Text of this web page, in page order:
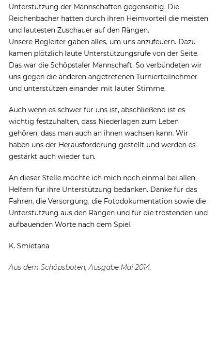
Unterstützung der Mannschaften gegenseitig. Die
Reichenbacher hatten durch ihren Heimvorteil die meisten
und lautesten Zuschauer auf den Rängen.
Unsere Begleiter gaben alles, um uns anzufeuern. Dazu
kamen plötzlich laute Unterstützungsrufe von der Seite.
Das war die Schöpstaler Mannschaft. So verbündeten wir
uns gegen die anderen angetretenen Turnierteilnehmer
und unterstützen einander mit lauter Stimme.
Auch wenn es schwer für uns ist, abschließend ist es
wichtig festzuhalten, dass Niederlagen zum Leben
gehören, dass man auch an ihnen wachsen kann. Wir
haben uns der Herausforderung gestellt und werden es
gestärkt auch wieder tun.
An dieser Stelle möchte ich mich noch einmal bei allen
Helfern für ihre Unterstützung bedanken. Danke für das
Fahren, die Versorgung, die Fotodokumentation sowie die
Unterstützung aus den Rängen und für die tröstenden und
aufbauenden Worte nach dem Spiel.
K. Smietana
Aus dem Schöpsboten, Ausgabe Mai 2014.